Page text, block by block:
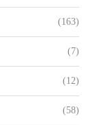
(163)
(7)
(12)
(58)